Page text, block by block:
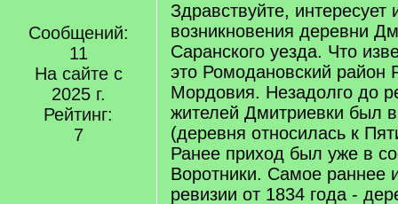
Сообщений:
11
На сайте с
2025 г.
Рейтинг:
7
Здравствуйте, интересует
возникновения деревни
Саранского уезда. Что
это Ромодановский район
Мордовия. Незадолго до
жителей Дмитриевки был
(деревня относилась к
Ранее приход был уже в
Воротники. Самое раннее
ревизии от 1834 года -